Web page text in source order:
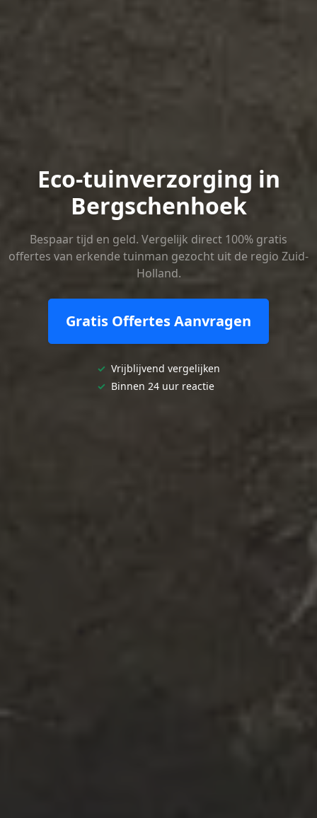
Eco-tuinverzorging in
Bergschenhoek
Bespaar tijd en geld. Vergelijk direct 100% gratis
offertes van erkende tuinman gezocht uit de regio Zuid-
Holland.
Gratis Offertes Aanvragen
✓ Vrijblijvend vergelijken
✓ Binnen 24 uur reactie